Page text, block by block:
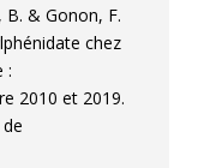
B. & Gonon, F.
chez
:
2010 et 2019.